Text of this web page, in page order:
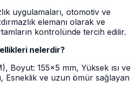
uygulamaları, otomotiv ve
elemanı olarak ve
kontrolünde tercih edilir.
nelerdir?
Boyut: 155x5 mm, Yüksek ısı ve
Esneklik ve uzun ömür sağlayan